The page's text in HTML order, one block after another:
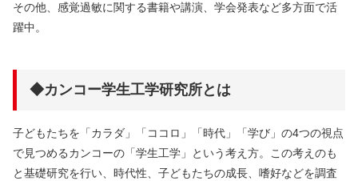
その他、感覚過敏に関する書籍や講演、学会発表など多方面で活
躍中。
◆カンコー学生工学研究所とは
子どもたちを「カラダ」「ココロ」「時代」「学び」の4つの視点
で見つめるカンコーの「学生工学」という考え方。この考えのも
と基礎研究を行い、時代性、子どもたちの成長、嗜好などを調査